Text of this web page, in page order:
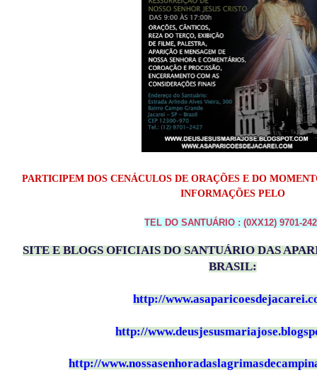
PARTICIPEM DOS CENÁCULOS DE ORAÇÕES E DO
INFORMAÇÕES PELO
TEL DO SANTUÁRIO : (0XX12) 9701-
SITE E BLOGS OFICIAIS DO SANTUÁRIO DAS
BRASIL:
http://
http://
http://